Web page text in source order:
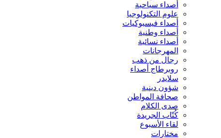
أصداء سياحية
علوم التكنولوجيا
أصداء فيسبوكيات
أصداء وطنية
أصداء نسائية
المهرجانات
رجال من ذهب
روبرطاج أصداء
سلايدر
شؤون دينية
صحافة المواطن
صدى الكلام
كُتّاب الجريدة
لقاء الأسبوع
مختارات